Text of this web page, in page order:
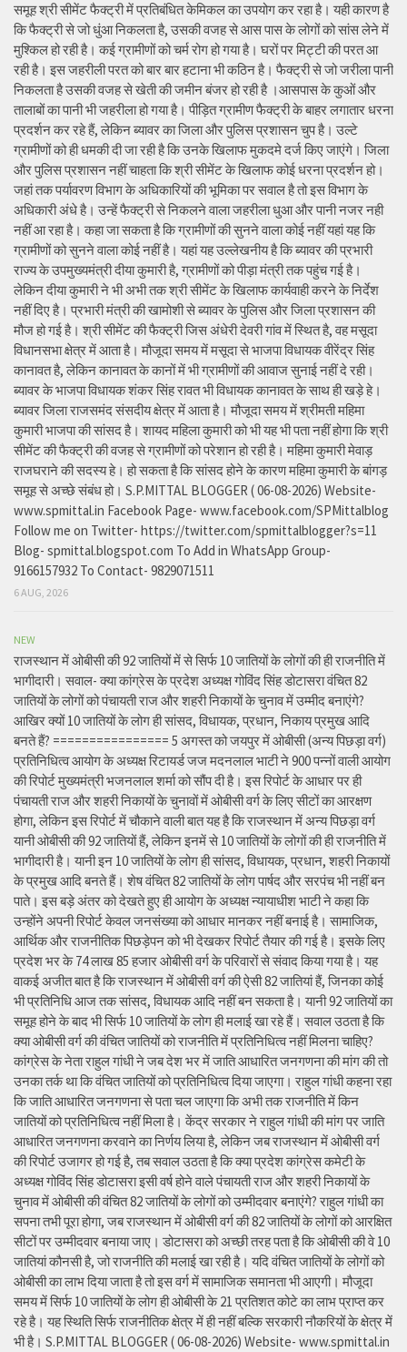
समूह श्री सीमेंट फैक्ट्री में प्रतिबंधित केमिकल का उपयोग कर रहा है। यही कारण है
कि फैक्ट्री से जो धुंआ निकलता है, उसकी वजह से आस पास के लोगों को सांस लेने में
मुश्किल हो रही है। कई ग्रामीणों को चर्म रोग हो गया है। घरों पर मिट्टी की परत आ
रही है। इस जहरीली परत को बार बार हटाना भी कठिन है। फैक्ट्री से जो जरीला पानी
निकलता है उसकी वजह से खेती की जमीन बंजर हो रही है ।आसपास के कुओं और
तालाबों का पानी भी जहरीला हो गया है। पीड़ित ग्रामीण फैक्ट्री के बाहर लगातार धरना
प्रदर्शन कर रहे हैं, लेकिन ब्यावर का जिला और पुलिस प्रशासन चुप है। उल्टे
ग्रामीणों को ही धमकी दी जा रही है कि उनके खिलाफ मुकदमे दर्ज किए जाएंगे। जिला
और पुलिस प्रशासन नहीं चाहता कि श्री सीमेंट के खिलाफ कोई धरना प्रदर्शन हो।
जहां तक पर्यावरण विभाग के अधिकारियों की भूमिका पर सवाल है तो इस विभाग के
अधिकारी अंधे है। उन्हें फैक्ट्री से निकलने वाला जहरीला धुआ और पानी नजर नही
नहीं आ रहा है। कहा जा सकता है कि ग्रामीणों की सुनने वाला कोई नहीं यहां यह कि
ग्रामीणों को सुनने वाला कोई नहीं है। यहां यह उल्लेखनीय है कि ब्यावर की प्रभारी
राज्य के उपमुख्यमंत्री दीया कुमारी है, ग्रामीणों को पीड़ा मंत्री तक पहुंच गई है।
लेकिन दीया कुमारी ने भी अभी तक श्री सीमेंट के खिलाफ कार्यवाही करने के निर्देश
नहीं दिए है। प्रभारी मंत्री की खामोशी से ब्यावर के पुलिस और जिला प्रशासन की
मौज हो गई है। श्री सीमेंट की फैक्ट्री जिस अंधेरी देवरी गांव में स्थित है, वह मसूदा
विधानसभा क्षेत्र में आता है। मौजूदा समय में मसूदा से भाजपा विधायक वीरेंद्र सिंह
कानावत है, लेकिन कानावत के कानों में भी ग्रामीणों की आवाज सुनाई नहीं दे रही।
ब्यावर के भाजपा विधायक शंकर सिंह रावत भी विधायक कानावत के साथ ही खड़े हे।
ब्यावर जिला राजसमंद संसदीय क्षेत्र में आता है। मौजूदा समय में श्रीमती महिमा
कुमारी भाजपा की सांसद है। शायद महिला कुमारी को भी यह भी पता नहीं होगा कि श्री
सीमेंट की फैक्ट्री की वजह से ग्रामीणों को परेशान हो रही है। महिमा कुमारी मेवाड़
राजघराने की सदस्य हे। हो सकता है कि सांसद होने के कारण महिमा कुमारी के बांगड़
समूह से अच्छे संबंध हो। S.P.MITTAL BLOGGER ( 06-08-2026) Website-
www.spmittal.in Facebook Page- www.facebook.com/SPMittalblog
Follow me on Twitter- https://twitter.com/spmittalblogger?s=11
Blog- spmittal.blogspot.com To Add in WhatsApp Group-
9166157932 To Contact- 9829071511
6 AUG, 2026
NEW
राजस्थान में ओबीसी की 92 जातियों में से सिर्फ 10 जातियों के लोगों की ही राजनीति में
भागीदारी। सवाल- क्या कांग्रेस के प्रदेश अध्यक्ष गोविंद सिंह डोटासरा वंचित 82
जातियों के लोगों को पंचायती राज और शहरी निकायों के चुनाव में उम्मीद बनाएंगे?
आखिर क्यों 10 जातियों के लोग ही सांसद, विधायक, प्रधान, निकाय प्रमुख आदि
बनते हैं? ================ 5 अगस्त को जयपुर में ओबीसी (अन्य पिछड़ा वर्ग)
प्रतिनिधित्व आयोग के अध्यक्ष रिटायर्ड जज मदनलाल भाटी ने 900 पन्नों वाली आयोग
की रिपोर्ट मुख्यमंत्री भजनलाल शर्मा को सौंप दी है। इस रिपोर्ट के आधार पर ही
पंचायती राज और शहरी निकायों के चुनावों में ओबीसी वर्ग के लिए सीटों का आरक्षण
होगा, लेकिन इस रिपोर्ट में चौकाने वाली बात यह है कि राजस्थान में अन्य पिछड़ा वर्ग
यानी ओबीसी की 92 जातियों हैं, लेकिन इनमें से 10 जातियों के लोगों की ही राजनीति में
भागीदारी है। यानी इन 10 जातियों के लोग ही सांसद, विधायक, प्रधान, शहरी निकायों
के प्रमुख आदि बनते हैं। शेष वंचित 82 जातियों के लोग पार्षद और सरपंच भी नहीं बन
पाते। इस बड़े अंतर को देखते हुए ही आयोग के अध्यक्ष न्यायाधीश भाटी ने कहा कि
उन्होंने अपनी रिपोर्ट केवल जनसंख्या को आधार मानकर नहीं बनाई है। सामाजिक,
आर्थिक और राजनीतिक पिछड़ेपन को भी देखकर रिपोर्ट तैयार की गई है। इसके लिए
प्रदेश भर के 74 लाख 85 हजार ओबीसी वर्ग के परिवारों से संवाद किया गया है। यह
वाकई अजीत बात है कि राजस्थान में ओबीसी वर्ग की ऐसी 82 जातियां हैं, जिनका कोई
भी प्रतिनिधि आज तक सांसद, विधायक आदि नहीं बन सकता है। यानी 92 जातियों का
समूह होने के बाद भी सिर्फ 10 जातियों के लोग ही मलाई खा रहे हैं। सवाल उठता है कि
क्या ओबीसी वर्ग की वंचित जातियों को राजनीति में प्रतिनिधित्व नहीं मिलना चाहिए?
कांग्रेस के नेता राहुल गांधी ने जब देश भर में जाति आधारित जनगणना की मांग की तो
उनका तर्क था कि वंचित जातियों को प्रतिनिधित्व दिया जाएगा। राहुल गांधी कहना रहा
कि जाति आधारित जनगणना से पता चल जाएगा कि अभी तक राजनीति में किन
जातियों को प्रतिनिधित्व नहीं मिला है। केंद्र सरकार ने राहुल गांधी की मांग पर जाति
आधारित जनगणना करवाने का निर्णय लिया है, लेकिन जब राजस्थान में ओबीसी वर्ग
की रिपोर्ट उजागर हो गई है, तब सवाल उठता है कि क्या प्रदेश कांग्रेस कमेटी के
अध्यक्ष गोविंद सिंह डोटासरा इसी वर्ष होने वाले पंचायती राज और शहरी निकायों के
चुनाव में ओबीसी की वंचित 82 जातियों के लोगों को उम्मीदवार बनाएंगे? राहुल गांधी का
सपना तभी पूरा होगा, जब राजस्थान में ओबीसी वर्ग की 82 जातियों के लोगों को आरक्षित
सीटों पर उम्मीदवार बनाया जाए। डोटासरा को अच्छी तरह पता है कि ओबीसी की वे 10
जातियां कौनसी है, जो राजनीति की मलाई खा रही है। यदि वंचित जातियों के लोगों को
ओबीसी का लाभ दिया जाता है तो इस वर्ग में सामाजिक समानता भी आएगी। मौजूदा
समय में सिर्फ 10 जातियों के लोग ही ओबीसी के 21 प्रतिशत कोटे का लाभ प्राप्त कर
रहे है। यह स्थिति सिर्फ राजनीतिक क्षेत्र में ही नहीं बल्कि सरकारी नौकरियों के क्षेत्र में
भी है। S.P.MITTAL BLOGGER ( 06-08-2026) Website- www.spmittal.in